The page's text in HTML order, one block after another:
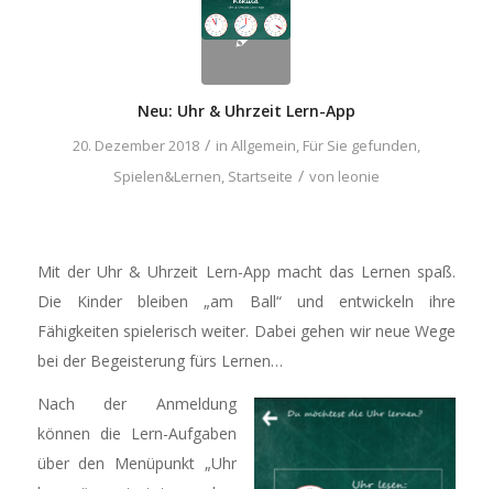
Neu: Uhr & Uhrzeit Lern-App
20. Dezember 2018 / in Allgemein, Für Sie gefunden,
Spielen&Lernen, Startseite / von leonie
Mit der Uhr & Uhrzeit Lern-App macht das Lernen spaß.
Die Kinder bleiben „am Ball“ und entwickeln ihre
Fähigkeiten spielerisch weiter. Dabei gehen wir neue Wege
bei der Begeisterung fürs Lernen…
Nach der Anmeldung
können die Lern-Aufgaben
über den Menüpunkt „Uhr